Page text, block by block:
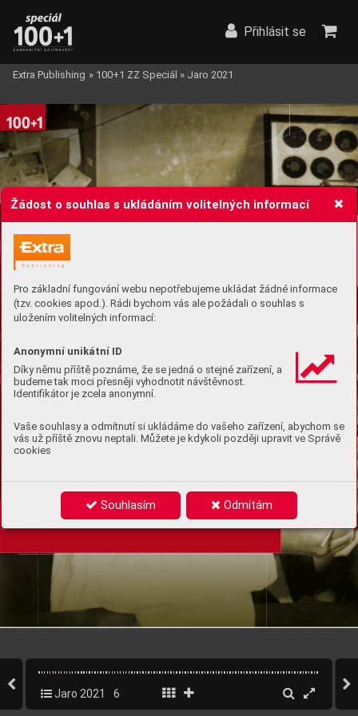
Žádost o souhlas s ukládáním volitelných informací
Pro základní fungování webu nepotřebujeme ukládat žádné informace
(tzv. cookies apod.). Rádi bychom vás ale požádali o souhlas s
uložením volitelných informací:
Anonymní unikátní ID
Díky němu příště poznáme, že se jedná o stejné zařízení, a
budeme tak moci přesněji vyhodnotit návštěvnost.
Identifikátor je zcela anonymní.
Vaše souhlasy a odmítnutí si ukládáme do vašeho zařízení, abychom se
vás už příště znovu neptali. Můžete je kdykoli později upravit ve Správě
cookies
Souhlasím Odmítám
Přihlásit se
Extra Publishing » 100+1 ZZ Speciál » Jaro 2021
Jaro 2021 6